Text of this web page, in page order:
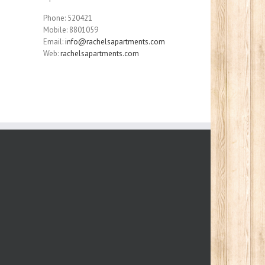
Phone: 520421
Mobile: 8801059
Email:info@rachelsapartments.com
Web:rachelsapartments.com